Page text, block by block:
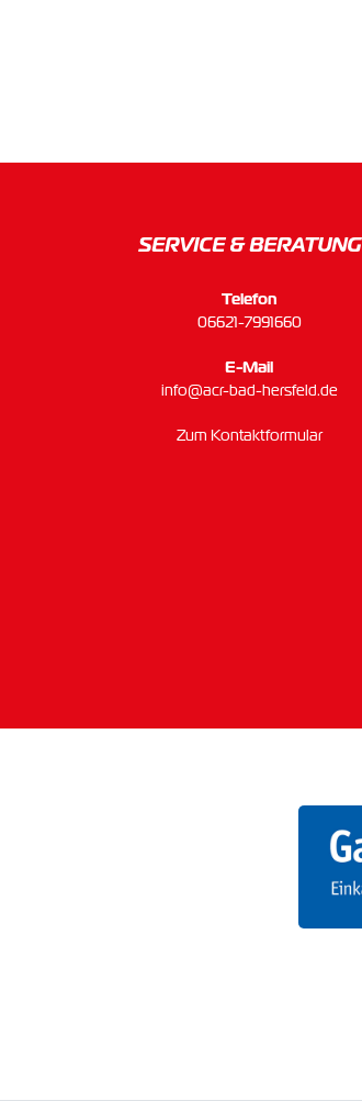
SERVICE & BERATUNG
Telefon
06621-7991660
E-Mail
info@acr-bad-hersfeld.de
Zum Kontaktformular